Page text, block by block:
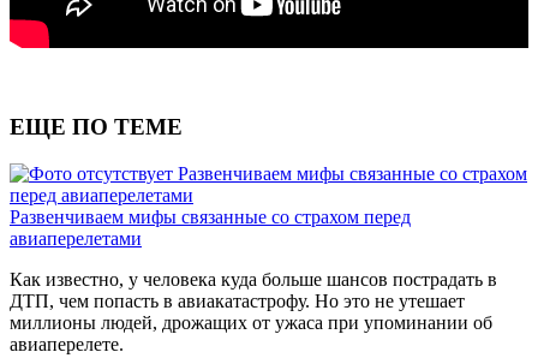
ЕЩЕ ПО ТЕМЕ
Развенчиваем мифы связанные со страхом
перед авиаперелетами
Развенчиваем мифы связанные со страхом перед
авиаперелетами
Как известно, у человека куда больше шансов пострадать в
ДТП, чем попасть в авиакатастрофу. Но это не утешает
миллионы людей, дрожащих от ужаса при упоминании об
авиаперелете.